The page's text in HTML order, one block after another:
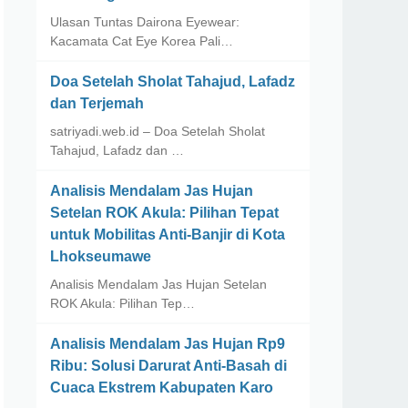
Ulasan Tuntas Dairona Eyewear:
Kacamata Cat Eye Korea Pali…
Doa Setelah Sholat Tahajud, Lafadz
dan Terjemah
satriyadi.web.id – Doa Setelah Sholat
Tahajud, Lafadz dan …
Analisis Mendalam Jas Hujan
Setelan ROK Akula: Pilihan Tepat
untuk Mobilitas Anti-Banjir di Kota
Lhokseumawe
Analisis Mendalam Jas Hujan Setelan
ROK Akula: Pilihan Tep…
Analisis Mendalam Jas Hujan Rp9
Ribu: Solusi Darurat Anti-Basah di
Cuaca Ekstrem Kabupaten Karo